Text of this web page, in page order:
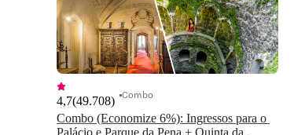
Combo (Economize 6%): Ingressos para o
4,7(49.708) Combo